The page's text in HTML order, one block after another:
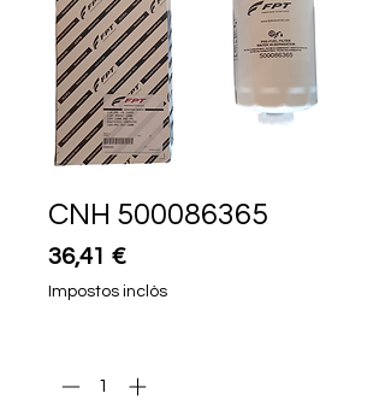
CNH 500086365
36,41 €Price
Impostos inclòs